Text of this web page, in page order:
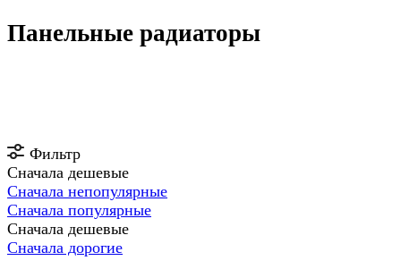
Панельные радиаторы
Фильтр
Сначала дешевые
Сначала непопулярные
Сначала популярные
Сначала дешевые
Сначала дорогие